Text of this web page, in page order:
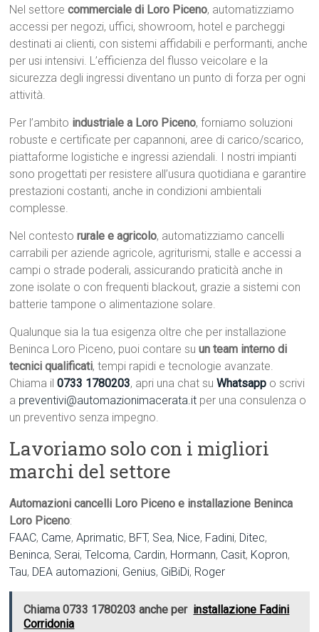
Nel settorecommerciale di Loro Piceno, automatizziamo
accessi per negozi, uffici, showroom, hotel e parcheggi
destinati ai clienti, con sistemi affidabili e performanti, anche
per usi intensivi. L’efficienza del flusso veicolare e la
sicurezza degli ingressi diventano un punto di forza per ogni
attività.
Per l’ambito industriale a Loro Piceno, forniamo soluzioni
robuste e certificate per capannoni, aree di carico/scarico,
piattaforme logistiche e ingressi aziendali. I nostri impianti
sono progettati per resistere all’usura quotidiana e garantire
prestazioni costanti, anche in condizioni ambientali
complesse.
Nel contestorurale e agricolo, automatizziamo cancelli
carrabili per aziende agricole, agriturismi, stalle e accessi a
campi o strade poderali, assicurando praticità anche in
zone isolate o con frequenti blackout, grazie a sistemi con
batterie tampone o alimentazione solare.
Qualunque sia la tua esigenza oltre che per installazione
Beninca Loro Piceno, puoi contare suun team interno di
tecnici qualificati, tempi rapidi e tecnologie avanzate.
Chiama il0733 1780203, apri una chat suWhatsapp o scrivi
a preventivi@automazionimacerata.it per una consulenza o
un preventivo senza impegno.
Lavoriamo solo con i migliori
marchi del settore
Automazioni cancelli Loro Piceno e installazione Beninca
Loro Piceno:
FAAC, Came,Aprimatic, BFT, Sea, Nice, Fadini, Ditec,
Beninca, Serai,Telcoma, Cardin, Hormann, Casit, Kopron,
Tau, DEA automazioni, Genius, GiBiDi, Roger
Chiama 0733 1780203 anche per installazione Fadini
Corridonia